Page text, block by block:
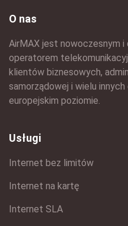
O nas
AirMAX jest nowoczesnym i
operatorem
klientów biznesowych,
samorządowej i wielu
europejskim poziomie.
Usługi
Internet bez limitów
Internet na kartę
Internet SLA